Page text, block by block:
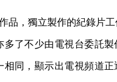
品，獨立製作的紀錄片
多了不少由電視台委託製
相同，顯示出電視頻道